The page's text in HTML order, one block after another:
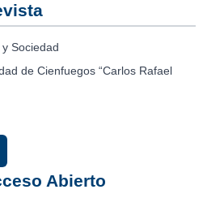
Sociedad
de Cienfuegos “Carlos Rafael
Abierto